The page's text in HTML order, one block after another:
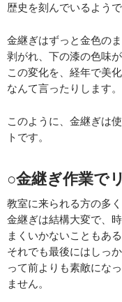
歴史を刻んでいるようで
金継ぎはずっと金色の
剥がれ、下の漆の色味
この変化を、経年で美
なんて言ったりします。
このように、金継ぎは
トです。
○金継ぎ作業で
教室に来られる方の多
金継ぎは結構大変で、
まくいかないこともある
それでも最後にはしっ
って前よりも素敵にな
ません。